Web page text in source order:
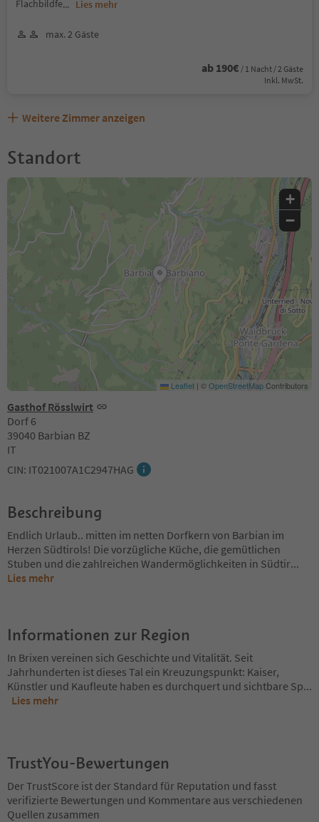
Flachbildfe... Lies mehr
max. 2 Gäste
ab 190€ / 1 Nacht / 2 Gäste
Inkl. MwSt.
Weitere Zimmer anzeigen
Standort
Gasthof Rösslwirt
Dorf 6
39040 Barbian BZ
IT
CIN: IT021007A1C2947HAG
+
−
Leaflet | ©OpenStreetMapContributors
Beschreibung
Endlich Urlaub.. mitten im netten Dorfkern von Barbian im
Herzen Südtirols! Die vorzügliche Küche, die gemütlichen
Stuben und die zahlreichen Wandermöglichkeiten in Südtir...
Lies mehr
Informationen zur Region
In Brixen vereinen sich Geschichte und Vitalität. Seit
Jahrhunderten ist dieses Tal ein Kreuzungspunkt: Kaiser,
Künstler und Kaufleute haben es durchquert und sichtbare Sp...
Lies mehr
TrustYou-Bewertungen
Der TrustScore ist der Standard für Reputation und fasst
verifizierte Bewertungen und Kommentare aus verschiedenen
Quellen zusammen